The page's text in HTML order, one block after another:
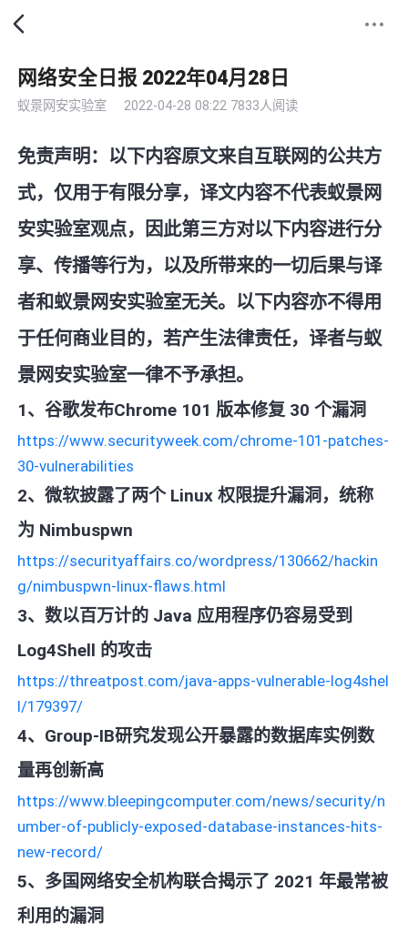
网络安全日报 2022年04月28日
蚁景网安实验室 2022-04-28 08:22 7833人阅读
免责声明：以下内容原文来自互联网的公共方
式，仅用于有限分享，译文内容不代表蚁景网
安实验室观点，因此第三方对以下内容进行分
享、传播等行为，以及所带来的一切后果与译
者和蚁景网安实验室无关。以下内容亦不得用
于任何商业目的，若产生法律责任，译者与蚁
景网安实验室一律不予承担。
1、谷歌发布Chrome 101 版本修复 30 个漏洞
https://www.securityweek.com/chrome-101-patches-
30-vulnerabilities
2、微软披露了两个 Linux 权限提升漏洞，统称
为 Nimbuspwn
https://securityaffairs.co/wordpress/130662/hackin
g/nimbuspwn-linux-flaws.html
3、数以百万计的 Java 应用程序仍容易受到
Log4Shell 的攻击
https://threatpost.com/java-apps-vulnerable-log4shel
l/179397/
4、Group-IB研究发现公开暴露的数据库实例数
量再创新高
https://www.bleepingcomputer.com/news/security/n
umber-of-publicly-exposed-database-instances-hits-
new-record/
5、多国网络安全机构联合揭示了 2021 年最常被
利用的漏洞